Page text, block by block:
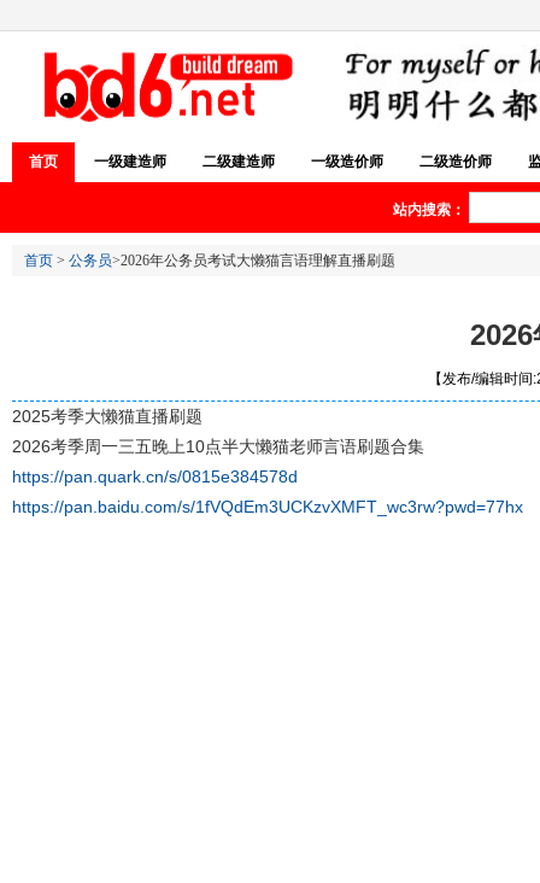
首页 一级建造师 二级建造师 一级造价师 二级造价师
站内搜索：
首页 > 公务员>2026年公务员考试大懒猫言语理解直播刷题
【发布/编辑时
2025考季大懒猫直播刷题
2026考季周一三五晚上10点半大懒猫老师言语刷题合集
https://pan.quark.cn/s/0815e384578d
https://pan.baidu.com/s/1fVQdEm3UCKzvXMFT_wc3rw?pwd=77hx